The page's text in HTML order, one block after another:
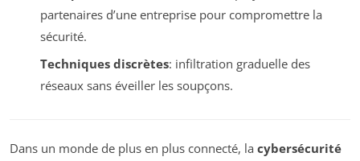
partenaires d’une entreprise pour compromettre la
sécurité.
Techniques discrètes: infiltration graduelle des
réseaux sans éveiller les soupçons.
Dans un monde de plus en plus connecté, la cybersécurité